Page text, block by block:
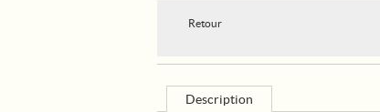
Retour
Description